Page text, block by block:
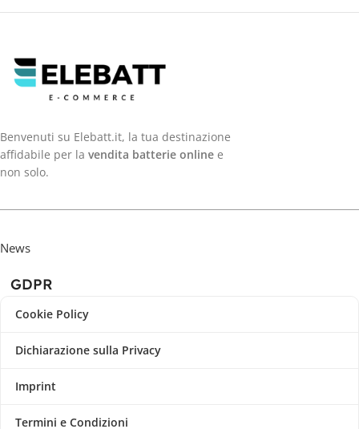
Benvenuti su Elebatt.it, la tua destinazione
affidabile per la vendita batterie online e
non solo.
News
GDPR
Cookie Policy
Dichiarazione sulla Privacy
Imprint
Termini e Condizioni